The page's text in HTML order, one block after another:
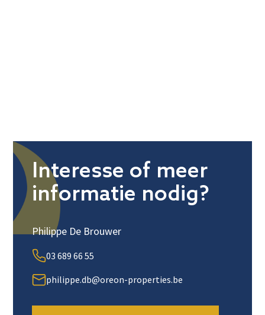
Interesse of meer
informatie nodig?
Philippe De Brouwer
03 689 66 55
philippe.db@oreon-properties.be